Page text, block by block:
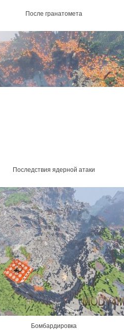
После гранатомета
Последствия ядерной атаки
Бомбардировка